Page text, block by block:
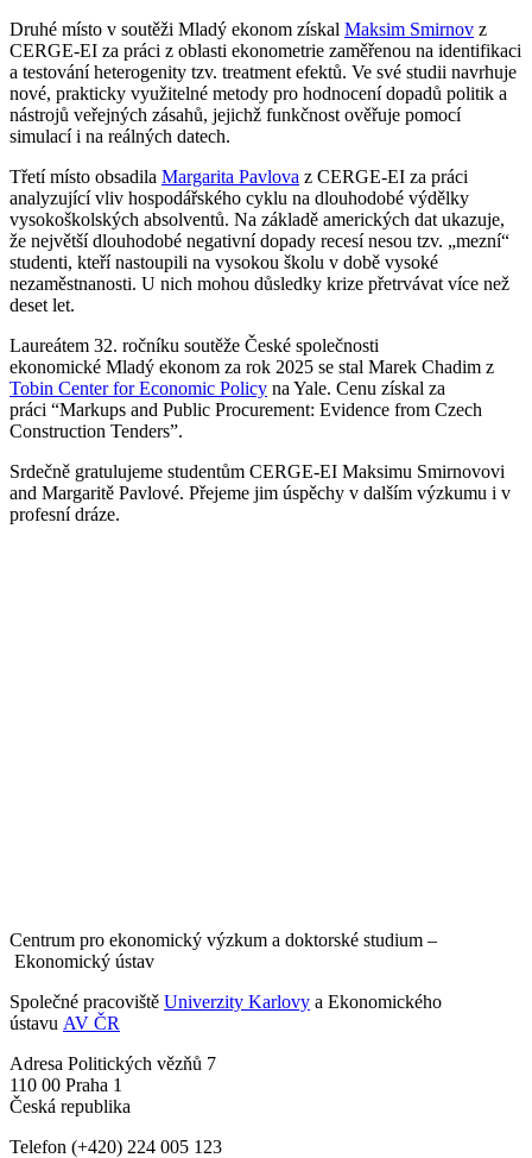
Druhé místo v soutěži Mladý ekonom získal Maksim Smirnov z
CERGE-EI za práci z oblasti ekonometrie zaměřenou na identifikaci
a testování heterogenity tzv. treatment efektů. Ve své studii navrhuje
nové, prakticky využitelné metody pro hodnocení dopadů politik a
nástrojů veřejných zásahů, jejichž funkčnost ověřuje pomocí
simulací i na reálných datech.
Třetí místo obsadila Margarita Pavlova z CERGE-EI za práci
analyzující vliv hospodářského cyklu na dlouhodobé výdělky
vysokoškolských absolventů. Na základě amerických dat ukazuje,
že největší dlouhodobé negativní dopady recesí nesou tzv. „mezní“
studenti, kteří nastoupili na vysokou školu v době vysoké
nezaměstnanosti. U nich mohou důsledky krize přetrvávat více než
deset let.
Laureátem 32. ročníku soutěže České společnosti
ekonomické Mladý ekonom za rok 2025 se stal Marek Chadim z
Tobin Center for Economic Policy na Yale. Cenu získal za
práci “Markups and Public Procurement: Evidence from Czech
Construction Tenders”.
Srdečně gratulujeme studentům CERGE-EI Maksimu Smirnovovi
and Margaritě Pavlové. Přejeme jim úspěchy v dalším výzkumu i v
profesní dráze.
Centrum pro ekonomický výzkum a doktorské studium –
Ekonomický ústav
Společné pracoviště Univerzity Karlovy a Ekonomického
ústavu AV ČR
Adresa Politických vězňů 7
110 00 Praha 1
Česká republika
Telefon (+420) 224 005 123